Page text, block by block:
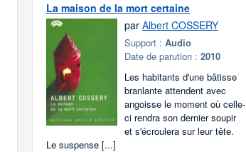
La maison de la mort certaine
par Albert COSSERY
Support : Audio
Date de parution : 2010
Les habitants d'une bâtisse
branlante attendent avec
angoisse le moment où celle-
ci rendra son dernier soupir
et s'écroulera sur leur tête.
Le suspense [...]